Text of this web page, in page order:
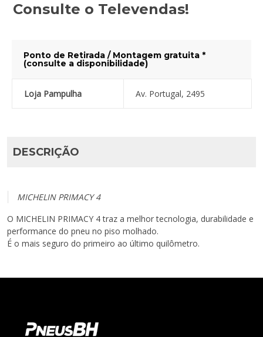
Consulte o Televendas!
Ponto de Retirada / Montagem gratuita *
(consulte a disponibilidade)
Loja Pampulha Av. Portugal, 2495
DESCRIÇÃO
MICHELIN PRIMACY 4
O MICHELIN PRIMACY 4 traz a melhor tecnologia, durabilidade e
performance do pneu no piso molhado.
É o mais seguro do primeiro ao último quilômetro.